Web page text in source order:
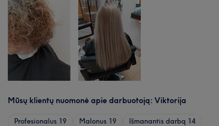
Mūsų klientų nuomonė apie darbuotoją: Viktorija
Profesionalus 19 Malonus 19 Išmanantis darbą 14